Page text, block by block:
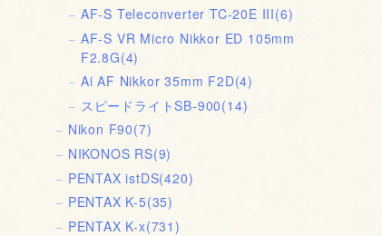
AF-S Teleconverter TC-20E III(6)
AF-S VR Micro Nikkor ED 105mm
F2.8G(4)
Ai AF Nikkor 35mm F2D(4)
スピードライトSB-900(14)
Nikon F90(7)
NIKONOS RS(9)
PENTAX istDS(420)
PENTAX K-5(35)
PENTAX K-x(731)